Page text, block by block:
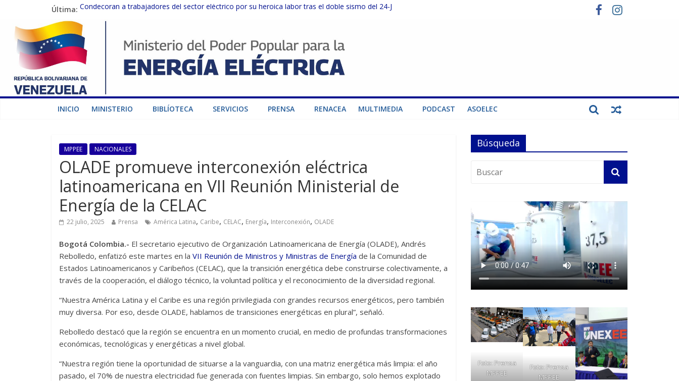
Última: Condecoran a trabajadores del sector eléctrico por su heroica labor tras el doble sismo del 24-J
Gobierno Nacional coordina acciones con el sector privado para fortalecer el SEN ante el «Súper Niño»
Inspeccionan trabajos de rehabilitación en instalaciones del SEN en Carabobo
Gobierno Nacional activa plan preventivo para fortalecer el SEN ante el fenómeno de El Niño
Termocarabobo recupera el 50% de su capacidad de generación para fortalecer el SEN
INICIO MINISTERIO BIBLÍOTECA SERVICIOS PRENSA RENACEA MULTIMEDIA PODCAST ASOELEC
MPPEE NACIONALES
OLADE promueve interconexión eléctrica
latinoamericana en VII Reunión Ministerial de
Energía de la CELAC
22 julio, 2025 Prensa América Latina, Caribe, CELAC, Energía, Interconexión, OLADE
Bogotá Colombia.- El secretario ejecutivo de Organización Latinoamericana de Energía (OLADE), Andrés
Rebolledo, enfatizó este martes en la VII Reunión de Ministros y Ministras de Energía de la Comunidad de
Estados Latinoamericanos y Caribeños (CELAC), que la transición energética debe construirse colectivamente, a
través de la cooperación, el diálogo técnico, la voluntad política y el reconocimiento de la diversidad regional.
“Nuestra América Latina y el Caribe es una región privilegiada con grandes recursos energéticos, pero también
muy diversa. Por eso, desde OLADE, hablamos de transiciones energéticas en plural”, señaló.
Rebolledo destacó que la región se encuentra en un momento crucial, en medio de profundas transformaciones
económicas, tecnológicas y energéticas a nivel global.
“Nuestra región tiene la oportunidad de situarse a la vanguardia, con una matriz energética más limpia: el año
pasado, el 70% de nuestra electricidad fue generada con fuentes limpias. Sin embargo, solo hemos explotado
Búsqueda
Foto: Prensa
MPPEE
Foto: Prensa
MPPEE